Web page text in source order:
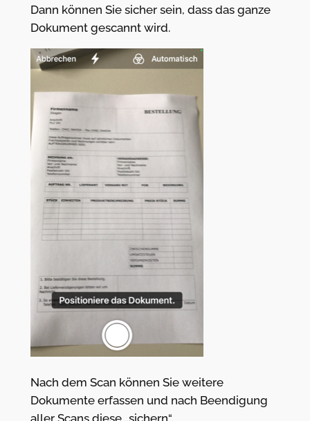
Dann können Sie sicher sein, dass das ganze
Dokument gescannt wird.
Nach dem Scan können Sie weitere
Dokumente erfassen und nach Beendigung
aller Scans diese „sichern“.